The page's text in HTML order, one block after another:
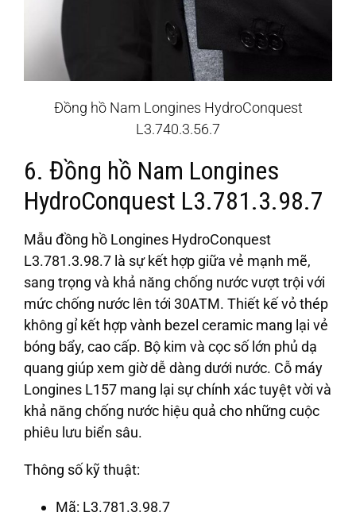
Đồng hồ Nam Longines HydroConquest
L3.740.3.56.7
6. Đồng hồ Nam Longines
HydroConquest L3.781.3.98.7
Mẫu đồng hồ Longines HydroConquest
L3.781.3.98.7 là sự kết hợp giữa vẻ mạnh mẽ,
sang trọng và khả năng chống nước vượt trội với
mức chống nước lên tới 30ATM. Thiết kế vỏ thép
không gỉ kết hợp vành bezel ceramic mang lại vẻ
bóng bẩy, cao cấp. Bộ kim và cọc số lớn phủ dạ
quang giúp xem giờ dễ dàng dưới nước. Cỗ máy
Longines L157 mang lại sự chính xác tuyệt vời và
khả năng chống nước hiệu quả cho những cuộc
phiêu lưu biển sâu.
Thông số kỹ thuật:
Mã: L3.781.3.98.7